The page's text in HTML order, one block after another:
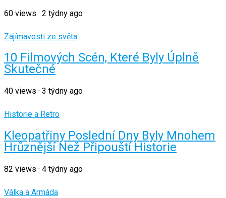
60 views · 2 týdny ago
Zajímavosti ze světa
10 Filmových Scén, Které Byly Úplně
Skutečné
40 views · 3 týdny ago
Historie a Retro
Kleopatřiny Poslední Dny Byly Mnohem
Hrůznější Než Připouští Historie
82 views · 4 týdny ago
Válka a Armáda